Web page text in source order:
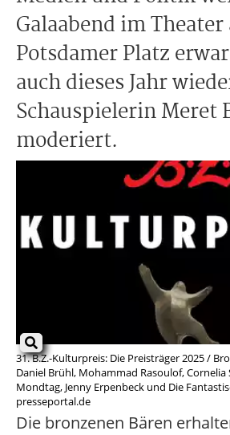
Galaabend im Theater
Potsdamer Platz
auch dieses Jahr
Schauspielerin Meret
moderiert.
31. B.Z.-Kulturpreis: Die Preisträger 2025 /
Daniel Brühl, Mohammad Rasoulof, Cornelia
Mondtag, Jenny Erpenbeck und Die
presseportal.de
Die bronzenen Bären